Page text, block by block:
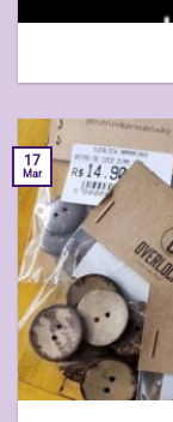
17
Mar